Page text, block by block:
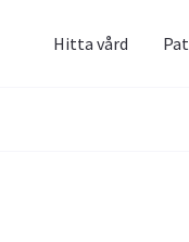
Hitta vård